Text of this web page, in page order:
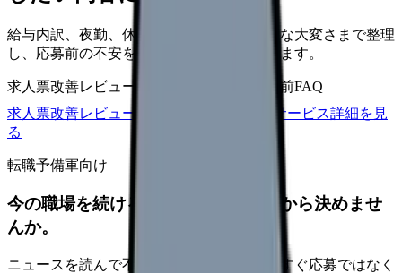
給与内訳、夜勤、休日、教育、職場の正直な大変さまで整理
し、応募前の不安を減らす求人票へ改善します。
求人票改善レビュー
応募前FAQ
求人票改善レビューの見積もりを依頼
サービス詳細を見
る
転職予備軍向け
今の職場を続けるか、条件を比べてから決めませ
んか。
ニュースを読んで不安が強くなった時は、すぐ応募ではなく